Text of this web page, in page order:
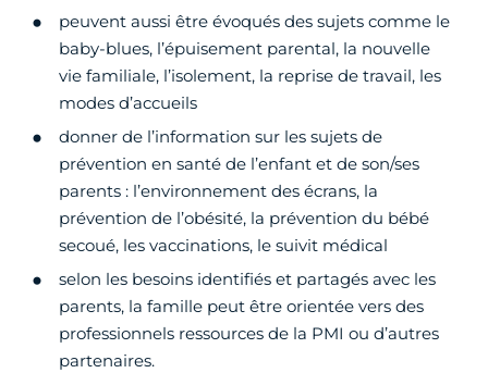
peuvent aussi être évoqués des sujets comme le
baby-blues, l’épuisement parental, la nouvelle
vie familiale, l’isolement, la reprise de travail, les
modes d’accueils
donner de l’information sur les sujets de
prévention en santé de l’enfant et de son/ses
parents : l’environnement des écrans, la
prévention de l’obésité, la prévention du bébé
secoué, les vaccinations, le suivit médical
selon les besoins identifiés et partagés avec les
parents, la famille peut être orientée vers des
professionnels ressources de la PMI ou d’autres
partenaires.